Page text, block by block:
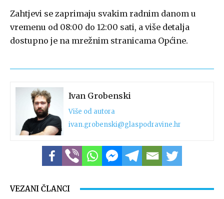
Zahtjevi se zaprimaju svakim radnim danom u
vremenu od 08:00 do 12:00 sati, a više detalja
dostupno je na mrežnim stranicama Općine.
Ivan Grobenski
Više od autora
ivan.grobenski@glaspodravine.hr
VEZANI ČLANCI